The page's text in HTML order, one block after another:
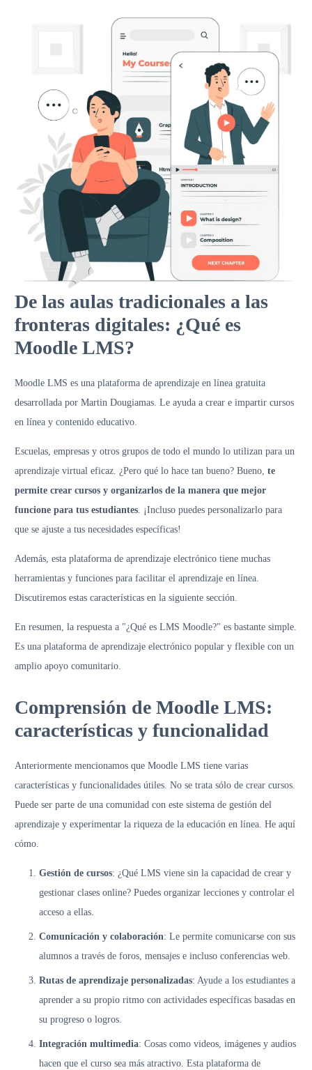
De las aulas tradicionales a las
fronteras digitales: ¿Qué es
Moodle LMS?
Moodle LMS es una plataforma de aprendizaje en línea gratuita
desarrollada por Martin Dougiamas. Le ayuda a crear e impartir cursos
en línea y contenido educativo.
Escuelas, empresas y otros grupos de todo el mundo lo utilizan para un
aprendizaje virtual eficaz. ¿Pero qué lo hace tan bueno? Bueno, te
permite crear cursos y organizarlos de la manera que mejor
funcione para tus estudiantes. ¡Incluso puedes personalizarlo para
que se ajuste a tus necesidades específicas!
Además, esta plataforma de aprendizaje electrónico tiene muchas
herramientas y funciones para facilitar el aprendizaje en línea.
Discutiremos estas características en la siguiente sección.
En resumen, la respuesta a "¿Qué es LMS Moodle?" es bastante simple.
Es una plataforma de aprendizaje electrónico popular y flexible con un
amplio apoyo comunitario.
Comprensión de Moodle LMS:
características y funcionalidad
Anteriormente mencionamos que Moodle LMS tiene varias
características y funcionalidades útiles. No se trata sólo de crear cursos.
Puede ser parte de una comunidad con este sistema de gestión del
aprendizaje y experimentar la riqueza de la educación en línea. He aquí
cómo.
Gestión de cursos: ¿Qué LMS viene sin la capacidad de crear y
gestionar clases online? Puedes organizar lecciones y controlar el
acceso a ellas.
Comunicación y colaboración: Le permite comunicarse con sus
alumnos a través de foros, mensajes e incluso conferencias web.
Rutas de aprendizaje personalizadas: Ayude a los estudiantes a
aprender a su propio ritmo con actividades específicas basadas en
su progreso o logros.
Integración multimedia: Cosas como videos, imágenes y audios
hacen que el curso sea más atractivo. Esta plataforma de